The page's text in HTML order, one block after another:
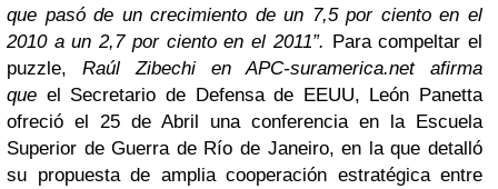
que pasó de un crecimiento de un 7,5 por ciento en el
2010 a un 2,7 por ciento en el 2011”. Para compeltar el
puzzle, Raúl Zibechi en APC-suramerica.net afirma
que el Secretario de Defensa de EEUU, León Panetta
ofreció el 25 de Abril una conferencia en la Escuela
Superior de Guerra de Río de Janeiro, en la que detalló
su propuesta de amplia cooperación estratégica entre